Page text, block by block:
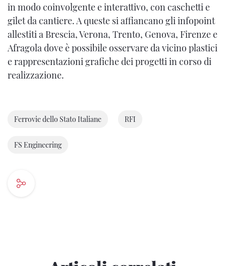
in modo coinvolgente e interattivo, con caschetti e
gilet da cantiere. A queste si affiancano gli infopoint
allestiti a Brescia, Verona, Trento, Genova, Firenze e
Afragola dove è possibile osservare da vicino plastici
e rappresentazioni grafiche dei progetti in corso di
realizzazione.
Ferrovie dello Stato Italiane RFI
FS Engineering